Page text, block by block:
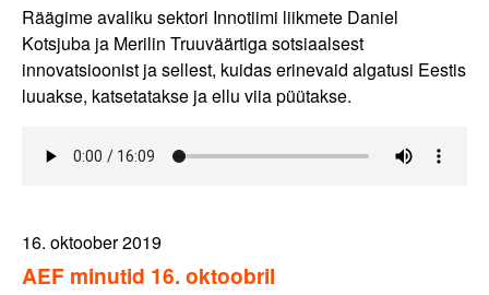
Räägime avaliku sektori Innotiimi liikmete Daniel
Kotsjuba ja Merilin Truuväärtiga sotsiaalsest
innovatsioonist ja sellest, kuidas erinevaid algatusi Eestis
luuakse, katsetatakse ja ellu viia püütakse.
16. oktoober 2019
AEF minutid 16. oktoobril